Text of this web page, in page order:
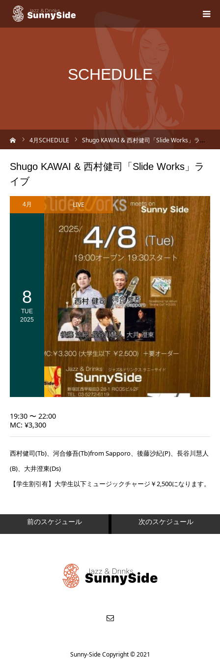
SCHEDULE
4月SCHEDULE Shugo KAWAI & 西村健司「Slide Works」ライブ
Shugo KAWAI & 西村健司「Slide Works」ラ
イブ
4月
8
TUE
2025
LIVE
19:30 〜 22:00
MC: ¥3,300
西村健司(Tb)、河合修吾(Tb)from Sapporo、後藤沙紀(P)、長谷川慧人
(B)、大井澄東(Ds)
【学生割引有】大学生以下ミュージックチャージ￥2,500になります。
前のスケジュール 次のスケジュール
Sunny-Side Copyright © 2021